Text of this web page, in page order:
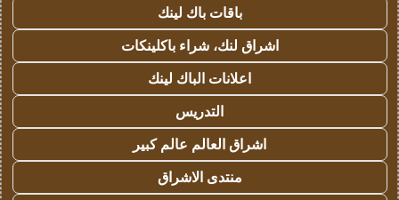
باقات باك لينك
اشراق لنك، شراء باكلينكات
اعلانات الباك لينك
التدريس
اشراق العالم عالم كبير
منتدى الاشراق